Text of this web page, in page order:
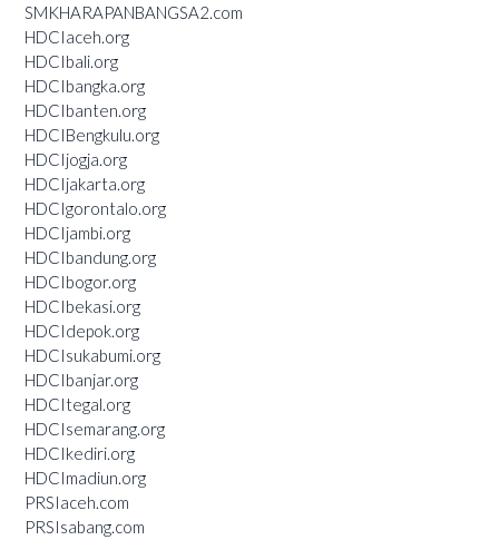
SMKHARAPANBANGSA2.com
HDCIaceh.org
HDCIbali.org
HDCIbangka.org
HDCIbanten.org
HDCIBengkulu.org
HDCIjogja.org
HDCIjakarta.org
HDCIgorontalo.org
HDCIjambi.org
HDCIbandung.org
HDCIbogor.org
HDCIbekasi.org
HDCIdepok.org
HDCIsukabumi.org
HDCIbanjar.org
HDCItegal.org
HDCIsemarang.org
HDCIkediri.org
HDCImadiun.org
PRSIaceh.com
PRSIsabang.com